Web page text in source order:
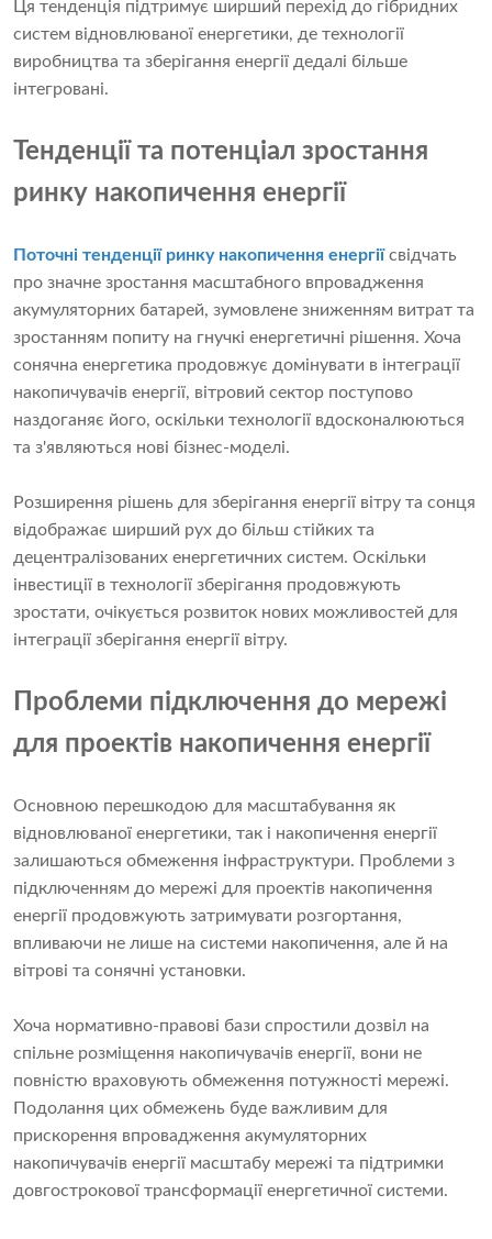
Ця тенденція підтримує ширший перехід до гібридних
систем відновлюваної енергетики, де технології
виробництва та зберігання енергії дедалі більше
інтегровані.
Тенденції та потенціал зростання
ринку накопичення енергії
Поточні тенденції ринку накопичення енергіїсвідчать
про значне зростання масштабного впровадження
акумуляторних батарей, зумовлене зниженням витрат та
зростанням попиту на гнучкі енергетичні рішення. Хоча
сонячна енергетика продовжує домінувати в інтеграції
накопичувачів енергії, вітровий сектор поступово
наздоганяє його, оскільки технології вдосконалюються
та з'являються нові бізнес-моделі.
Розширення рішень для зберігання енергії вітру та сонця
відображає ширший рух до більш стійких та
децентралізованих енергетичних систем. Оскільки
інвестиції в технології зберігання продовжують
зростати, очікується розвиток нових можливостей для
інтеграції зберігання енергії вітру.
Проблеми підключення до мережі
для проектів накопичення енергії
Основною перешкодою для масштабування як
відновлюваної енергетики, так і накопичення енергії
залишаються обмеження інфраструктури. Проблеми з
підключенням до мережі для проектів накопичення
енергії продовжують затримувати розгортання,
впливаючи не лише на системи накопичення, але й на
вітрові та сонячні установки.
Хоча нормативно-правові бази спростили дозвіл на
спільне розміщення накопичувачів енергії, вони не
повністю враховують обмеження потужності мережі.
Подолання цих обмежень буде важливим для
прискорення впровадження акумуляторних
накопичувачів енергії масштабу мережі та підтримки
довгострокової трансформації енергетичної системи.